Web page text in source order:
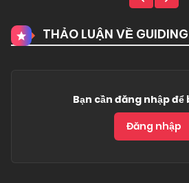
THẢO LUẬN VỀ
Bạn cần đăng nhập
Đăng nhập